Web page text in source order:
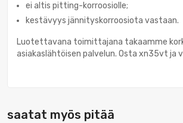
ei altis pitting-korroosiolle;
kestävyys jännityskorroosiota vastaan.
Luotettavana toimittajana takaamme
asiakaslähtöisen palvelun. Osta xn35vt ja
saatat myös pitää